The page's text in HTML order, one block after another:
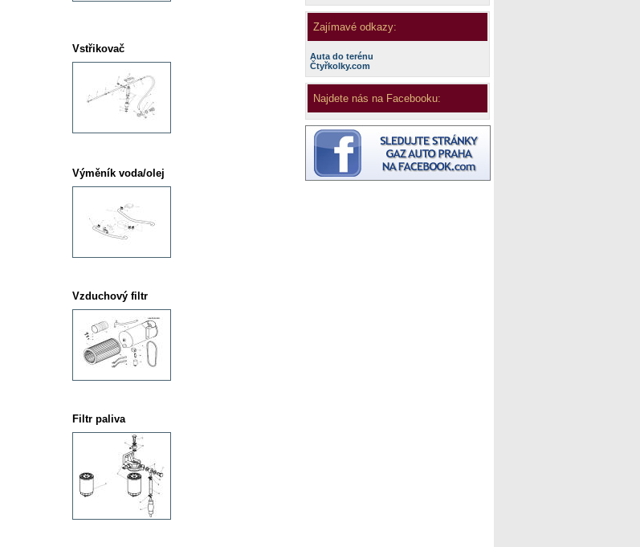
Vstřikovač
Výměník voda/olej
Vzduchový filtr
Filtr paliva
Zajímavé odkazy:
Auta do terénu
Čtyřkolky.com
Najdete nás na Facebooku: